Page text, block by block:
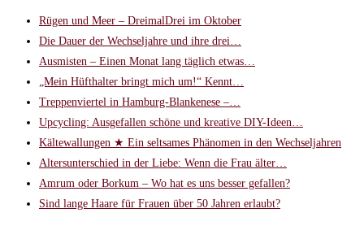
Rügen und Meer – DreimalDrei im Oktober
Die Dauer der Wechseljahre und ihre drei…
Ausmisten – Einen Monat lang täglich etwas…
„Mein Hüfthalter bringt mich um!“ Kennt…
Treppenviertel in Hamburg-Blankenese –…
Upcycling: Ausgefallen schöne und kreative DIY-Ideen…
Kältewallungen ★ Ein seltsames Phänomen in den Wechseljahren
Altersunterschied in der Liebe: Wenn die Frau älter…
Amrum oder Borkum – Wo hat es uns besser gefallen?
Sind lange Haare für Frauen über 50 Jahren erlaubt?